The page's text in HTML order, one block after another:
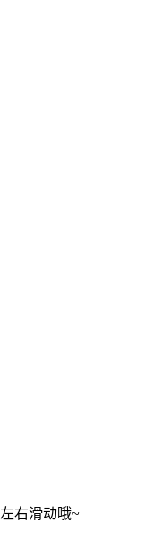
右滑动哦~